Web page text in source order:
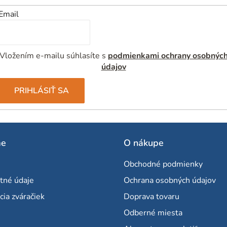
Vložením e-mailu súhlasíte s podmienkami ochrany
údajov
PRIHLÁSIŤ SA
údaje
zváračiek
O nákupe
Obchodné podmienky
Ochrana osobných údajov
Doprava tovaru
Odberné miesta